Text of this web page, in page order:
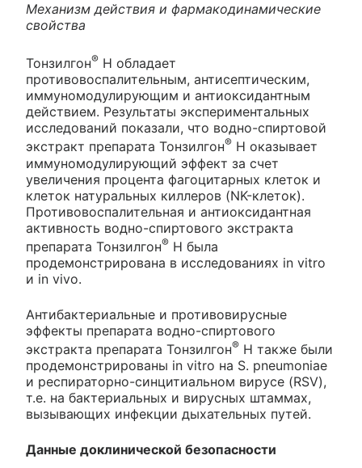
Механизм действия и фармакодинамические
свойства
Тонзилгон® Н обладает
противовоспалительным, антисептическим,
иммуномодулирующим и антиоксидантным
действием. Результаты экспериментальных
исследований показали, что водно-спиртовой
экстракт препарата Тонзилгон® Н оказывает
иммуномодулирующий эффект за счет
увеличения процента фагоцитарных клеток и
клеток натуральных киллеров (NK-клеток).
Противовоспалительная и антиоксидантная
активность водно-спиртового экстракта
препарата Тонзилгон® Н была
продемонстрирована в исследованиях in vitro
и in vivo.
Антибактериальные и противовирусные
эффекты препарата водно-спиртового
экстракта препарата Тонзилгон® Н также были
продемонстрированы in vitro на S. pneumoniae
и респираторно-синцитиальном вирусе (RSV),
т.е. на бактериальных и вирусных штаммах,
вызывающих инфекции дыхательных путей.
Данные доклинической безопасности